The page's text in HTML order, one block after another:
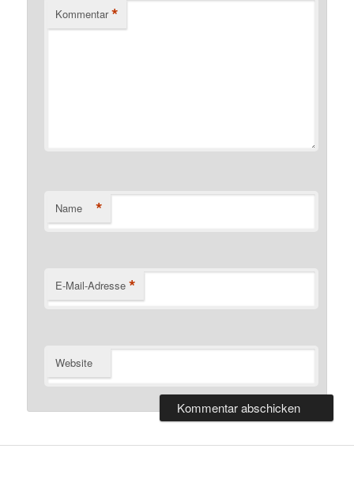
Kommentar *
Name *
E-Mail-Adresse *
Website